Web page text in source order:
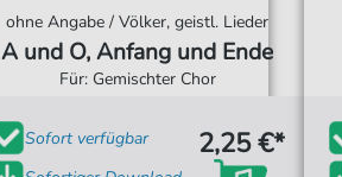
ohne Angabe / Völker, geistl. Lieder
A und O, Anfang und Ende
Für: Gemischter Chor
Sofort verfügbar
2,25 €*